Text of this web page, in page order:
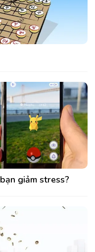
giảm stress?